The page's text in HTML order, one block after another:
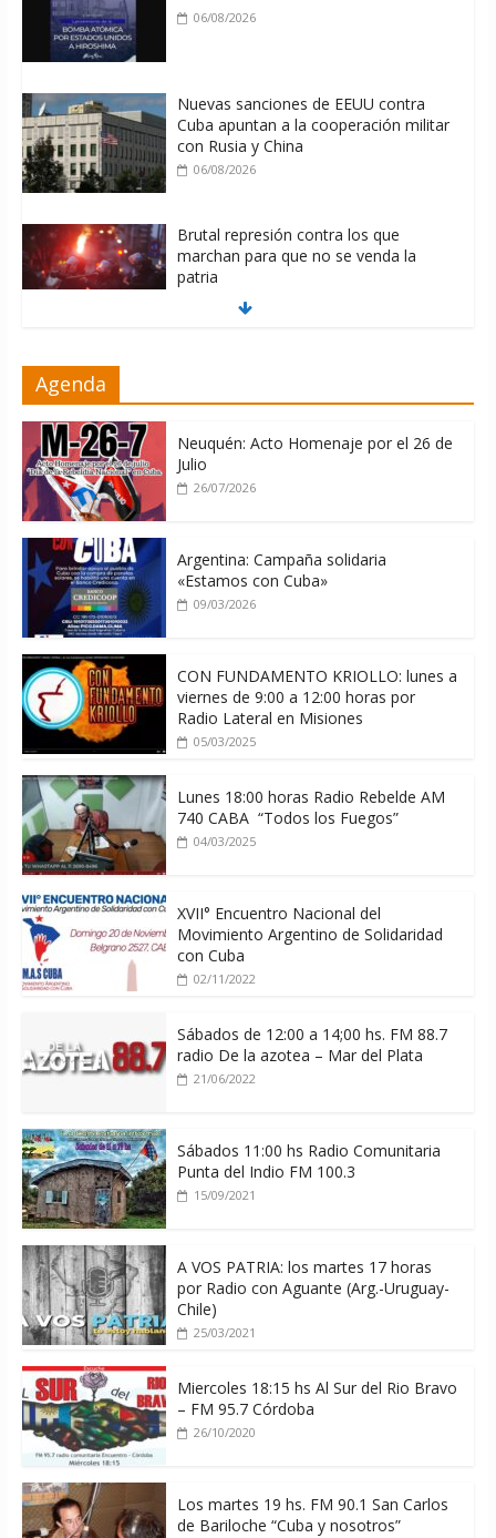
06/08/2026
Nuevas sanciones de EEUU contra
Cuba apuntan a la cooperación militar
con Rusia y China
06/08/2026
Brutal represión contra los que
marchan para que no se venda la
patria
06/08/2026
06/08/2026
Agenda
Neuquén: Acto Homenaje por el 26 de
Julio
26/07/2026
Argentina: Campaña solidaria
«Estamos con Cuba»
09/03/2026
CON FUNDAMENTO KRIOLLO: lunes a
viernes de 9:00 a 12:00 horas por
Radio Lateral en Misiones
05/03/2025
Lunes 18:00 horas Radio Rebelde AM
740 CABA “Todos los Fuegos”
04/03/2025
XVII° Encuentro Nacional del
Movimiento Argentino de Solidaridad
con Cuba
02/11/2022
Sábados de 12:00 a 14;00 hs. FM 88.7
radio De la azotea – Mar del Plata
21/06/2022
Sábados 11:00 hs Radio Comunitaria
Punta del Indio FM 100.3
15/09/2021
A VOS PATRIA: los martes 17 horas
por Radio con Aguante (Arg.-Uruguay-
Chile)
25/03/2021
Miercoles 18:15 hs Al Sur del Rio Bravo
– FM 95.7 Córdoba
26/10/2020
Los martes 19 hs. FM 90.1 San Carlos
de Bariloche “Cuba y nosotros”